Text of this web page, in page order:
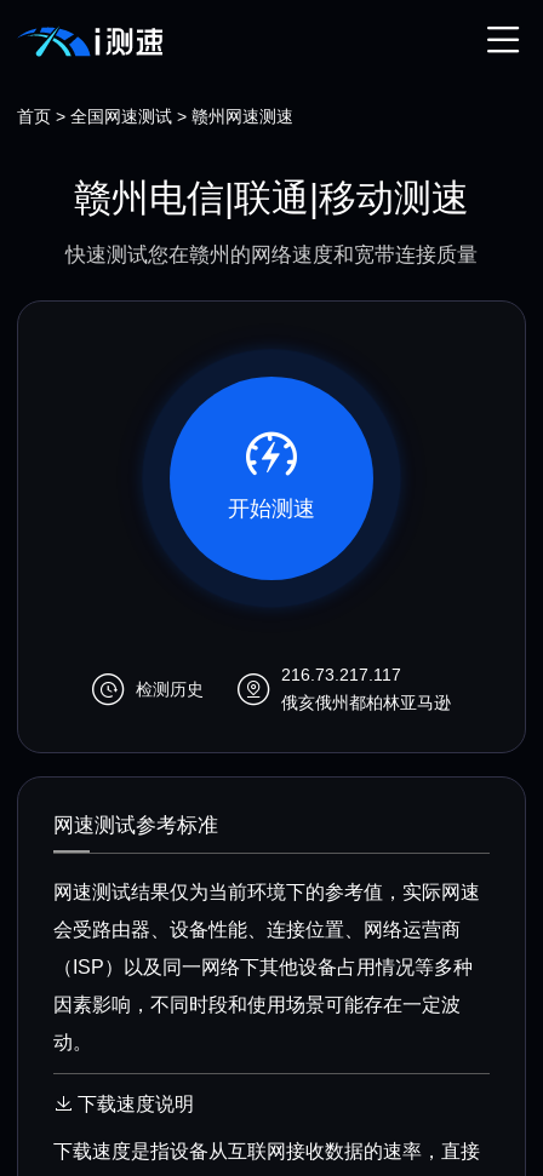
首页 >全国网速测试 >赣州网速测速
赣州电信|联通|移动测速
快速测试您在赣州的网络速度和宽带连接质量
开始测速
检测历史
216.73.217.117
俄亥俄州都柏林亚马逊
网速测试参考标准
网速测试结果仅为当前环境下的参考值，实际网速
会受路由器、设备性能、连接位置、网络运营商
（ISP）以及同一网络下其他设备占用情况等多种
因素影响，不同时段和使用场景可能存在一定波
动。
下载速度说明
下载速度是指设备从互联网接收数据的速率，直接